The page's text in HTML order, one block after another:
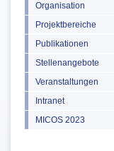
Organisation
Projektbereiche
Publikationen
Stellenangebote
Veranstaltungen
Intranet
MICOS 2023